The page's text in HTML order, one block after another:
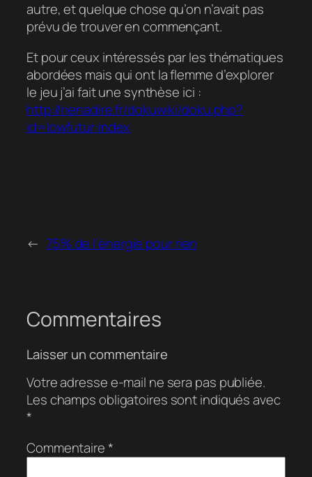
autre, et quelque chose qu’on n’avait pas
prévu de trouver en commençant.
Et pour ceux intéressés par les thématiques
abordées mais qui ont la flemme d’explorer
le jeu j’ai fait une synthèse ici :
http://rienadire.fr/dokuwiki/doku.php?
id=lowfutur:index
← 75% de l’énergie pour rien
Commentaires
Laisser un commentaire
Votre adresse e-mail ne sera pas publiée.
Les champs obligatoires sont indiqués avec
*
Commentaire*